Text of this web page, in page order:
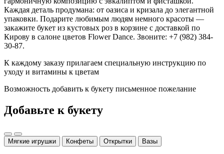
Каждая деталь продумана: от оазиса и кризала до элегантной
упаковки. Подарите любимым людям немного красоты —
закажите букет из кустовых роз в корзине с доставкой по
Кирову в салоне цветов Flower Dance. Звоните: +7 (982) 384-
30-87.
К каждому заказу прилагаем специальную инструкцию по
уходу и витамины к цветам
Возможность добавить к букету письменное пожелание
Добавьте к букету
Мягкие игрушки Конфеты Открытки Вазы